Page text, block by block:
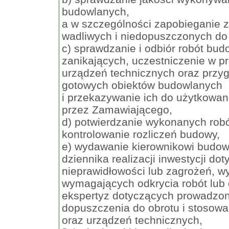
budowlanych,
a w szczególności zapobieganie
wadliwych i niedopuszczonych
c) sprawdzanie i odbiór robót
zanikających, uczestniczenie w
urządzeń technicznych oraz
gotowych obiektów budowlanych
i przekazywanie ich do
przez Zamawiającego,
d) potwierdzanie wykonanych
kontrolowanie rozliczeń budowy,
e) wydawanie kierownikowi
dziennika realizacji inwestycji
nieprawidłowości lub zagrożeń,
wymagających odkrycia robót
ekspertyz dotyczących
dopuszczenia do obrotu i
oraz urządzeń technicznych,